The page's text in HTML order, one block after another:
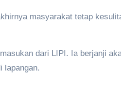
masyarakat tetap
dari LIPI. Ia berjanji
lapangan.